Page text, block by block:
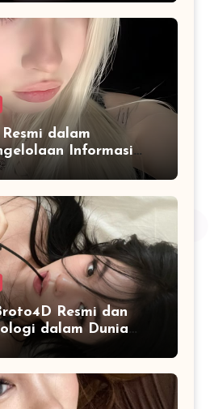
dalam
Informasi
Data Harian
Resmi dan
dalam Dunia